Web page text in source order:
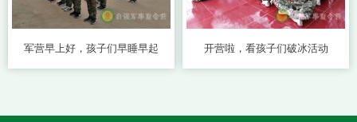
军营早上好，孩子们早睡早起 开营啦，看孩子们破冰活动